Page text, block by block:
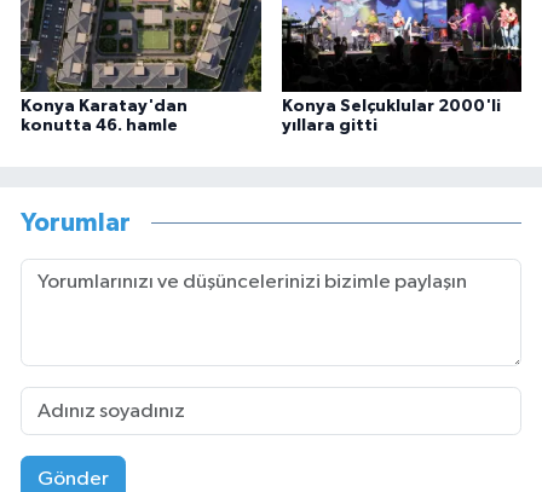
Konya Karatay'dan
konutta 46. hamle
Konya Selçuklular 2000'li
yıllara gitti
Yorumlar
Gönder